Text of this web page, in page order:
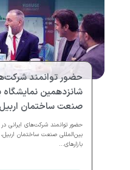
حضور توانمند
شانزدهمین نمایشگاه
صنعت ساختمان اربیل
حضور توانمند شرکت‌های ایرانی
بین‌المللی صنعت ساختمان
بازارهای...